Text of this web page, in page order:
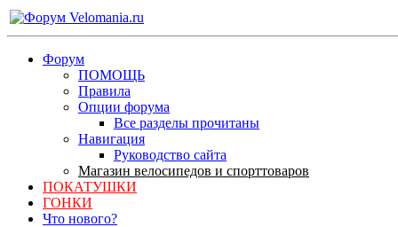
Форум
ПОМОЩЬ
Правила
Опции форума
Все разделы прочитаны
Навигация
Руководство сайта
Магазин велосипедов и спорттоваров
ПОКАТУШКИ
ГОНКИ
Что нового?